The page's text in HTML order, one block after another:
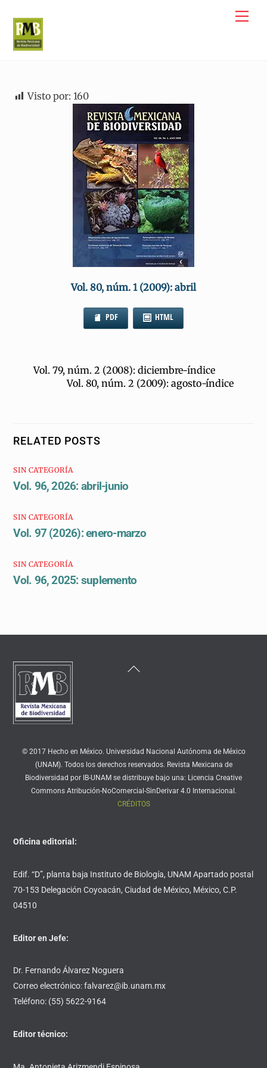
content
Visto por: 160
Vol. 80, núm. 1 (2009): abril
PDF HTML
Vol. 79, núm. 2 (2008): diciembre-índice
Vol. 80, núm. 2 (2009): agosto-índice
RELATED POSTS
SIN CATEGORÍA
Vol. 96, 2026: abril-junio
SIN CATEGORÍA
Vol. 97 (2026): enero-marzo
SIN CATEGORÍA
Vol. 96, 2025: suplemento
Back
© 2017 Hecho en México. Universidad Nacional Autónoma de México
(UNAM). Todos los derechos reservados. Revista Mexicana de
Biodiversidad por IB-UNAM se distribuye bajo una: Licencia Creative
Commons Atribución-NoComercial-SinDerivar 4.0 Internacional.
CRÉDITOS
Oficina editorial:
Edif. “D”, planta baja Instituto de Biología, UNAM Apartado postal
70-153 Delegación Coyoacán, Ciudad de México, México, C.P.
04510
Editor en Jefe:
Dr. Fernando Álvarez Noguera
Correo electrónico: falvarez@ib.unam.mx
Teléfono: (55) 5622-9164
Editor técnico: